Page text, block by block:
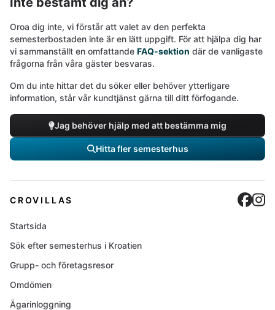
Oroa dig inte, vi förstår att valet av den perfekta
semesterbostaden inte är en lätt uppgift. För att hjälpa dig har
vi sammanställt en omfattande FAQ-sektion där de vanligaste
frågorna från våra gäster besvaras.
Om du inte hittar det du söker eller behöver ytterligare
information, står vår kundtjänst gärna till ditt förfogande.
Jag behöver hjälp med att bestämma mig
Hitta fler semesterhus
CROVILLAS
Startsida
Sök efter semesterhus i Kroatien
Grupp- och företagsresor
Omdömen
Ägarinloggning